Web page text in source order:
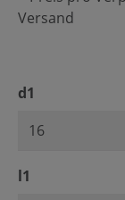
Versand
d1
l1